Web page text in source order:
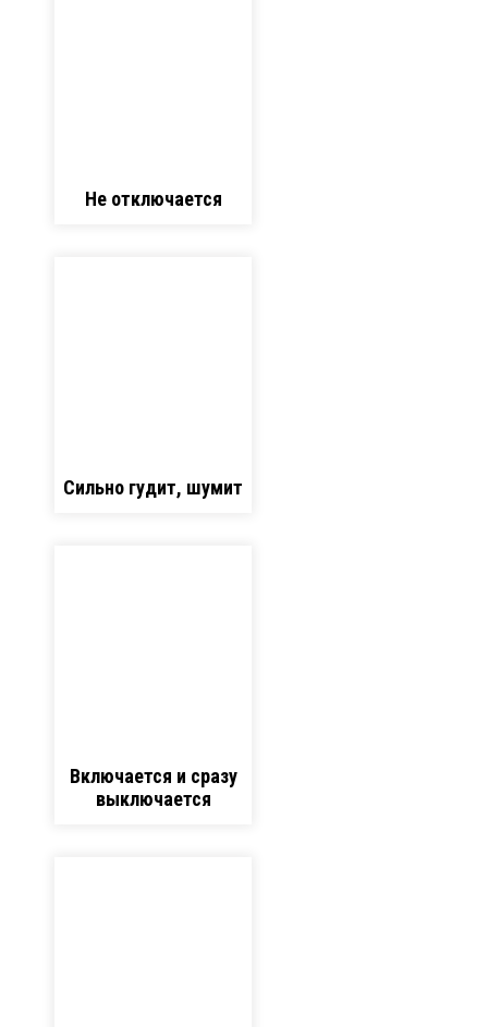
Не отключается
Сильно гудит, шумит
Включается и сразу
выключается